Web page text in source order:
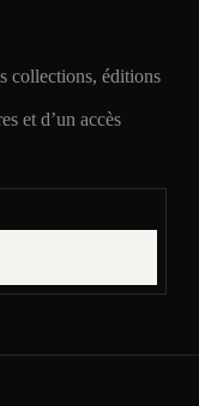
collections, éditions
et d’un accès